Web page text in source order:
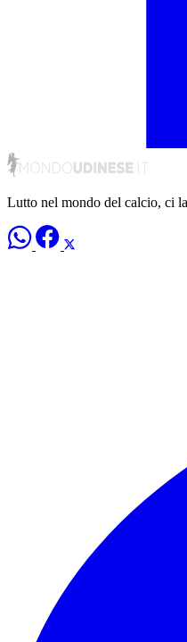
Lutto nel mondo del calcio, ci